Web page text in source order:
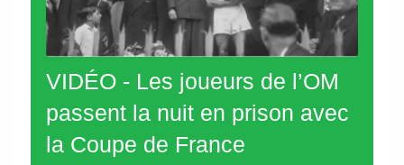
VIDÉO - Les joueurs de l’OM
passent la nuit en prison avec
la Coupe de France